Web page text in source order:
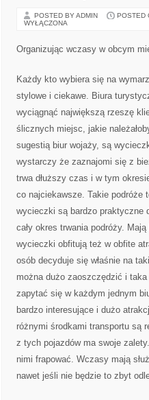
POSTED BY ADMIN POSTED
WYŁĄCZONA
Organizując wczasy w obcym
Każdy kto wybiera się na
stylowe i ciekawe. Biura
wyciągnąć największą rzeszę
ślicznych miejsc, jakie
sugestią biur wojaży, są
wystarczy że zaznajomi się z
trwa dłuższy czas i w tym
co najciekawsze. Takie podróże
wycieczki są bardzo praktyczne
cały okres trwania podróży.
wycieczki obfitują też w obfite
osób decyduje się właśnie na
można dużo zaoszczędzić i
zapytać się w każdym jednym
bardzo interesujące i dużo
różnymi środkami transportu są
z tych pojazdów ma swoje
nimi frapować. Wczasy mają
nawet jeśli nie będzie to zbyt